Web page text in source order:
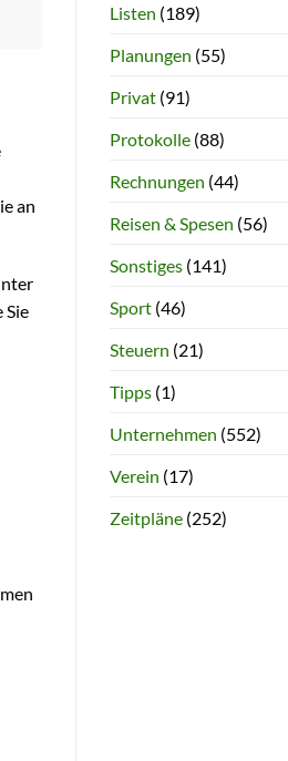
an
Sie
Listen (189)
Planungen (55)
Privat(91)
Protokolle(88)
Rechnungen (44)
Reisen & Spesen (56)
Sonstiges(141)
Sport(46)
Steuern (21)
Tipps(1)
Unternehmen (552)
Verein (17)
Zeitpläne(252)